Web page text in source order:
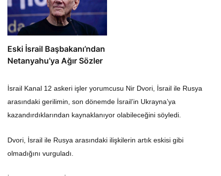
Eski İsrail Başbakanı’ndan
Netanyahu’ya Ağır Sözler
İsrail Kanal 12 askeri işler yorumcusu Nir Dvori, İsrail ile Rusya
arasındaki gerilimin, son dönemde İsrail’in Ukrayna’ya
kazandırdıklarından kaynaklanıyor olabileceğini söyledi.
Dvori, İsrail ile Rusya arasındaki ilişkilerin artık eskisi gibi
olmadığını vurguladı.